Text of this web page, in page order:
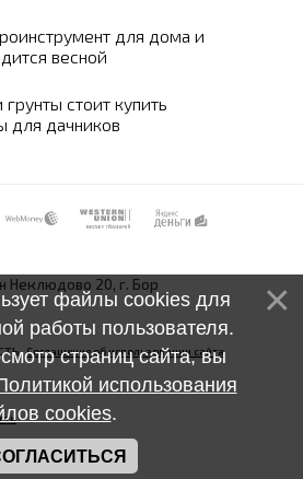
для дома и
весной
стоит купить
для дачников
Неклюдово 20, г. Бор
Соглашение об использовании сайта
файлы cookies для
работы пользователя.
страниц сайта, вы
использования
cookies.